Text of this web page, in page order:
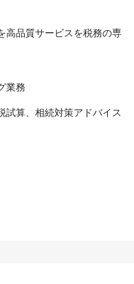
高品質サービスを税務の専
業務
試算、相続対策アドバイス